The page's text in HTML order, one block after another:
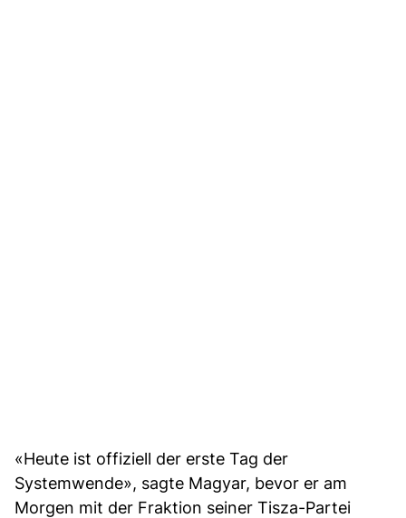
«Heute ist offiziell der erste Tag der
Systemwende», sagte Magyar, bevor er am
Morgen mit der Fraktion seiner Tisza-Partei